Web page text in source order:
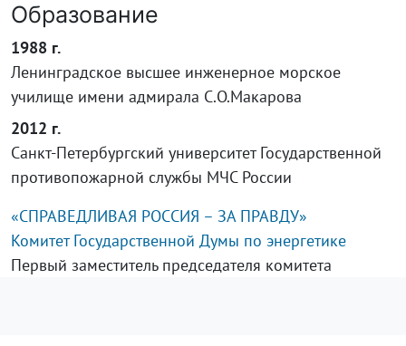
Образование
1988 г.
Ленинградское высшее инженерное морское
училище имени адмирала C.О.Макарова
2012 г.
Санкт-Петербургский университет Государственной
противопожарной службы МЧС России
«СПРАВЕДЛИВАЯ РОССИЯ – ЗА ПРАВДУ»
Комитет Государственной Думы по энергетике
Первый заместитель председателя комитета